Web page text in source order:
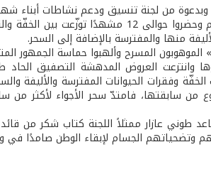
من لجنة تنسيق ودعم نشاطات أبناء
في حفلة خاصة أقيمت على شرفهم وحضروا
منها والمفترسة بالإضافة إلى السحر.
المسرح وألهبوا حماسة الجمهور
العروض المدهشة التصفيق الحاد
الخفّة وفقرات الحيوانات المفترسة والأليفة
من سابقتها، فامتدّ سحر الأجواء لأكثر
طوني عازار ممثلاً اللجنة كتاب شكر من
وتضحياتهم الجسام لإبقاء الوطن صامدًا في